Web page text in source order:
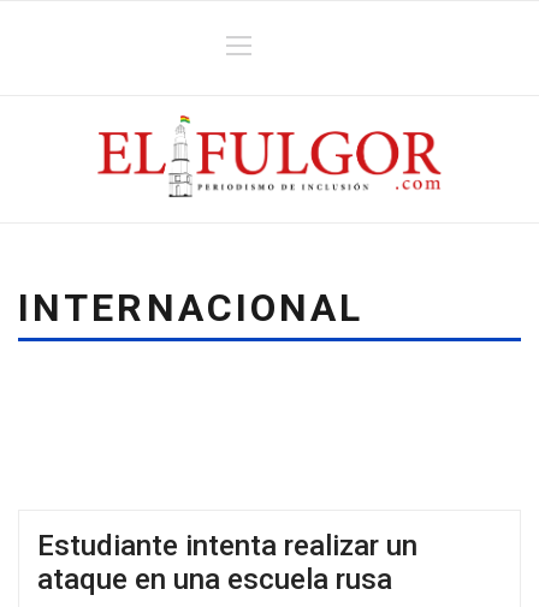
INTERNACIONAL
Estudiante intenta realizar un
ataque en una escuela rusa